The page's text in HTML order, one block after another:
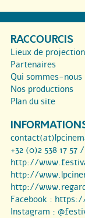
RACCOURCIS
Lieux de projection
Partenaires
Qui sommes-nous
Nos productions
Plan du site
+32 (0)2 538 17 57
http://
http://
http://
Facebook :
Instagram :